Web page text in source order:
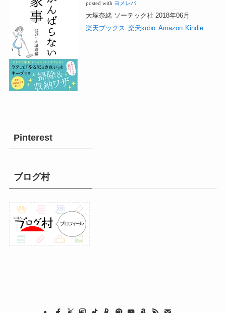
posted with ヨメレバ
大塚奈緒 ソーテック社 2018年06月
楽天ブックス 楽天kobo Amazon Kindle
Pinterest
ブログ村